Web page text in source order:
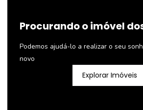
Procurando o imóvel
Podemos ajudá-lo a realizar o seu
novo
Explorar Imóveis